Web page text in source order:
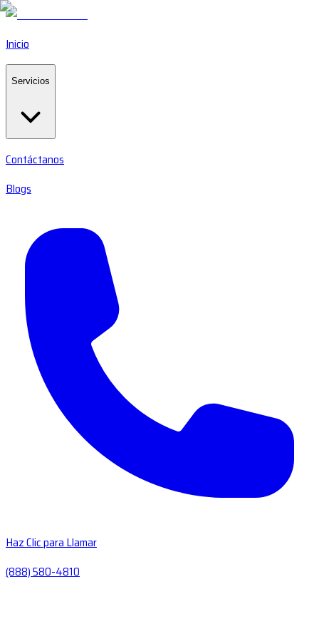
Inicio
Servicios
Contáctanos
Blogs
Haz Clic para Llamar
(888) 580-4810